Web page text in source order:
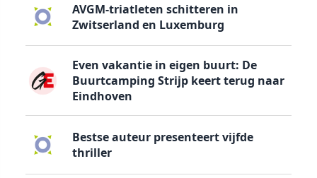
AVGM-triatleten schitteren in
Zwitserland en Luxemburg
Even vakantie in eigen buurt: De
Buurtcamping Strijp keert terug naar
Eindhoven
Bestse auteur presenteert vijfde
thriller